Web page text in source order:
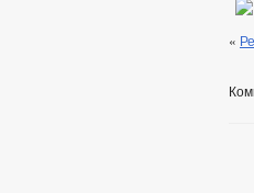
«